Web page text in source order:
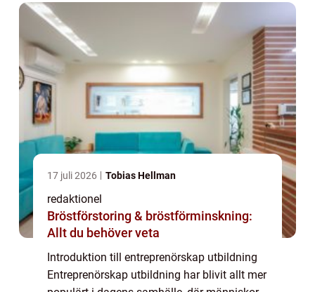
17 juli 2026 Tobias Hellman
redaktionel
Bröstförstoring & bröstförminskning:
Allt du behöver veta
Introduktion till entreprenörskap utbildning
Entreprenörskap utbildning har blivit allt mer